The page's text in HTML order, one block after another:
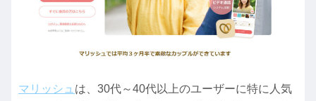
マリッシュ は、30代～40代以上のユーザーに特に人気